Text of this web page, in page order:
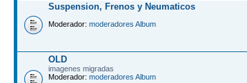
Suspension, Frenos y Neumaticos
Moderador: moderadores Album
OLD
imagenes migradas
Moderador: moderadores Album